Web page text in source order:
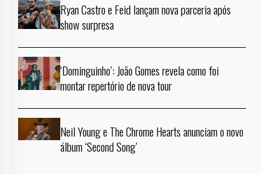
Ryan Castro e Feid lançam nova parceria após
show surpresa
‘Dominguinho’: João Gomes revela como foi
montar repertório de nova tour
Neil Young e The Chrome Hearts anunciam o novo
álbum ‘Second Song’